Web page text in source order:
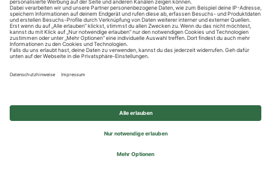
Impressum
Privatsphäre-Einstellungen
© 2026 REWE Group - All rights reserved